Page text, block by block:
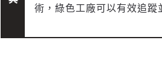
術，綠色工廠可以有效追蹤